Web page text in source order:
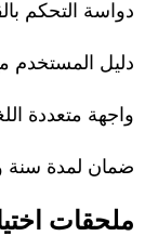
دواسة التحكم
دليل المستخدم
واجهة متعددة
ضمان لمدة سنة
ملحقات